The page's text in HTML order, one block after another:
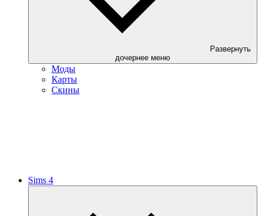
Развернуть
дочернее меню
Моды
Карты
Скины
Sims 4